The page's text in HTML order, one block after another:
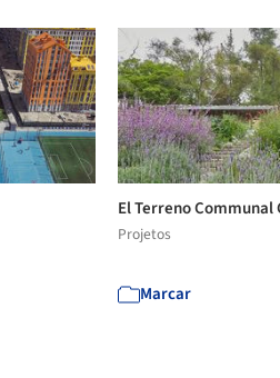
El Terreno
Projetos
Marcar